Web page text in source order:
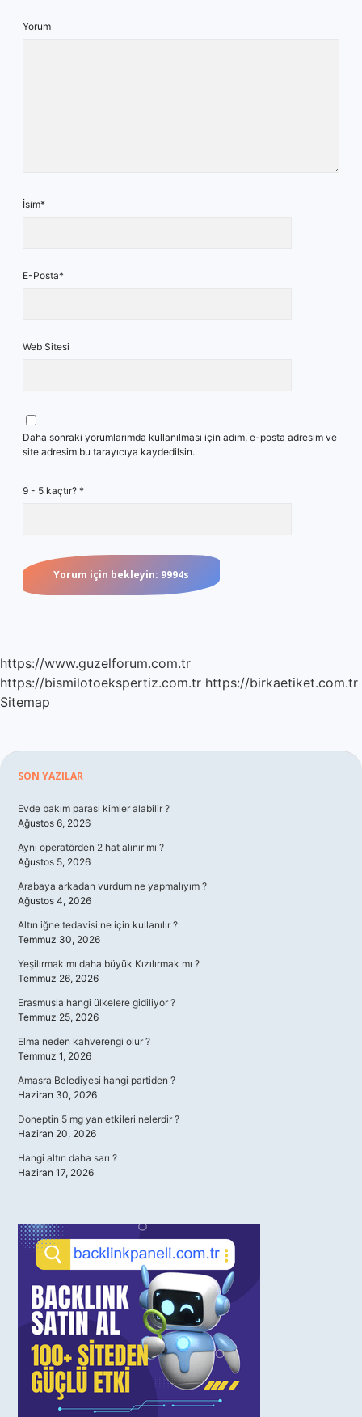
Yorum
İsim*
E-Posta*
Web Sitesi
Daha sonraki yorumlarımda kullanılması için adım, e-posta adresim ve
site adresim bu tarayıcıya kaydedilsin.
9 - 5 kaçtır? *
https://www.guzelforum.com.tr
https://bismilotoekspertiz.com.tr https://birkaetiket.com.tr
Sitemap
Sidebar
SON YAZILAR
Evde bakım parası kimler alabilir ?
Ağustos 6, 2026
Aynı operatörden 2 hat alınır mı ?
Ağustos 5, 2026
Arabaya arkadan vurdum ne yapmalıyım ?
Ağustos 4, 2026
Altın iğne tedavisi ne için kullanılır ?
Temmuz 30, 2026
Yeşilırmak mı daha büyük Kızılırmak mı ?
Temmuz 26, 2026
Erasmusla hangi ülkelere gidiliyor ?
Temmuz 25, 2026
Elma neden kahverengi olur ?
Temmuz 1, 2026
Amasra Belediyesi hangi partiden ?
Haziran 30, 2026
Doneptin 5 mg yan etkileri nelerdir ?
Haziran 20, 2026
Hangi altın daha sarı ?
Haziran 17, 2026